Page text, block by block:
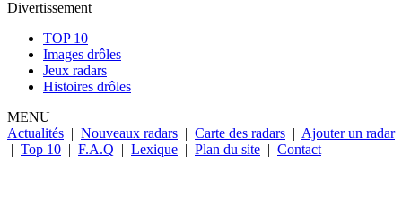
Divertissement
TOP 10
Images drôles
Jeux radars
Histoires drôles
MENU
Actualités | Nouveaux radars | Carte des radars | Ajouter un radar
| Top 10 | F.A.Q | Lexique | Plan du site | Contact